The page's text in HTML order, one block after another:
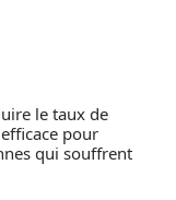
le taux de
pour
qui souffrent